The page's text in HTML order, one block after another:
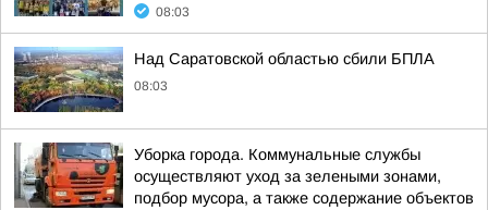
08:03
Над Саратовской областью сбили БПЛА
08:03
Уборка города. Коммунальные службы
осуществляют уход за зелеными зонами,
подбор мусора, а также содержание объектов